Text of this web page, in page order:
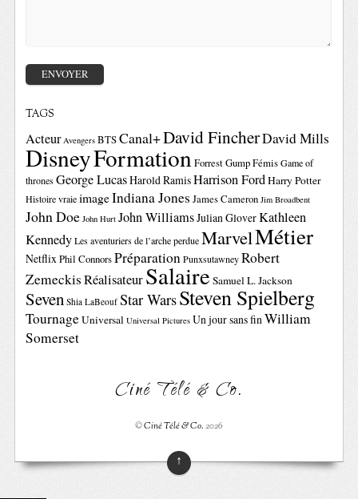
TAGS
Acteur Avengers BTSCanal+David FincherDavid Mills
DisneyFormationForrest GumpFémis Game of
thrones George LucasHarold RamisHarrison FordHarry Potter
Histoire vraie imageIndiana Jones James Cameron Jim Broadbent
John Doe John Hurt John WilliamsJulian GloverKathleen
Kennedy Les aventuriers de l’arche perdue MarvelMétier
NetflixPhil ConnorsPréparation Punxsutawney Robert
ZemeckisRéalisateurSalaire Samuel L. Jackson
Seven Shia LaBeouf Star WarsSteven Spielberg
TournageUniversal Universal Pictures Un jour sans finWilliam
Somerset
Ciné Télé & Co.
©Ciné Télé & Co.2026
↑